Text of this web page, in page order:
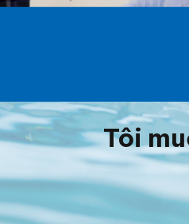
Tôi